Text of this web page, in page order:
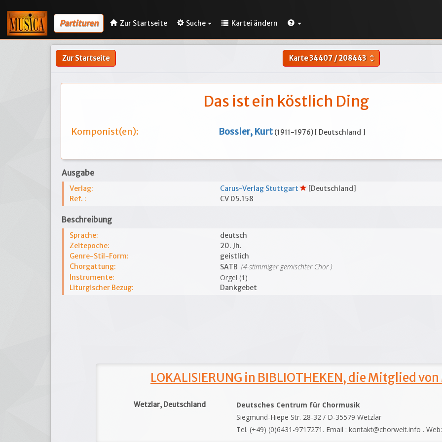
Partituren Zur Startseite Suche Kartei ändern
Zur Startseite Karte34407/208443 unfold_more
Das ist ein köstlich Ding
Komponist(en): Bossler, Kurt (1911-1976) [ Deutschland ]
Ausgabe
Verlag: Carus-Verlag Stuttgart
[Deutschland]
Ref. :
CV 05.158
Beschreibung
Sprache:
deutsch
Zeitepoche:
20. Jh.
Genre-Stil-Form:
geistlich
Chorgattung:
SATB (4-stimmiger gemischter Chor )
Instrumente: Orgel (1)
Liturgischer Bezug: Dankgebet
LOKALISIERUNG in BIBLIOTHEKEN, die Mitglied von
Wetzlar, Deutschland
Deutsches Centrum für Chormusik
Siegmund-Hiepe Str. 28-32 / D-35579 Wetzlar
Tel. (+49) (0)6431-9717271. Email : kontakt@chorwelt.info .